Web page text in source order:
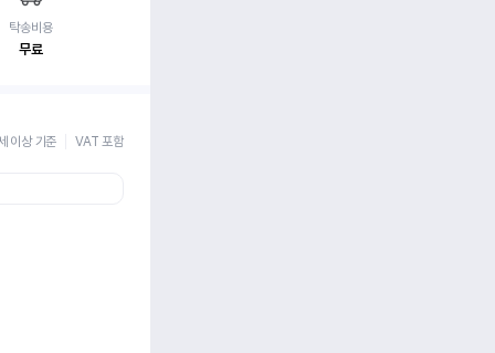
탁송비용
무료
이상 기준 VAT 포함